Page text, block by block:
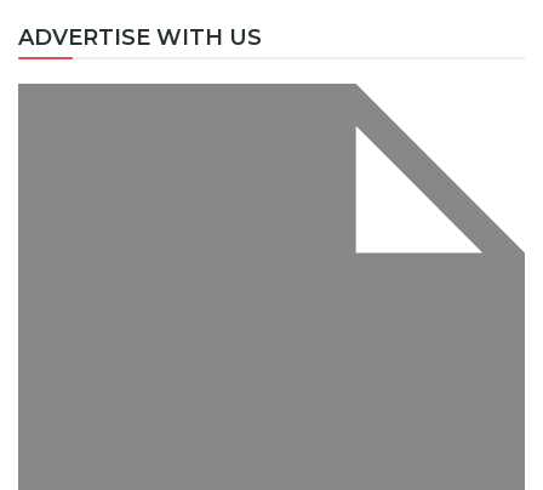
ADVERTISE WITH US